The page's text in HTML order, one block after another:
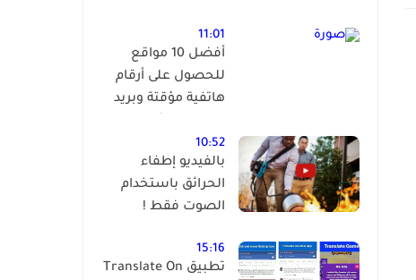
11:01
أفضل 10 مواقع
للحصول على أرقام
هاتفية مؤقتة وبريد
وبالمجان !
10:52
بالفيديو إطفاء
الحرائق باستخدام
الصوت فقط !
15:16
تطبيق Translate On